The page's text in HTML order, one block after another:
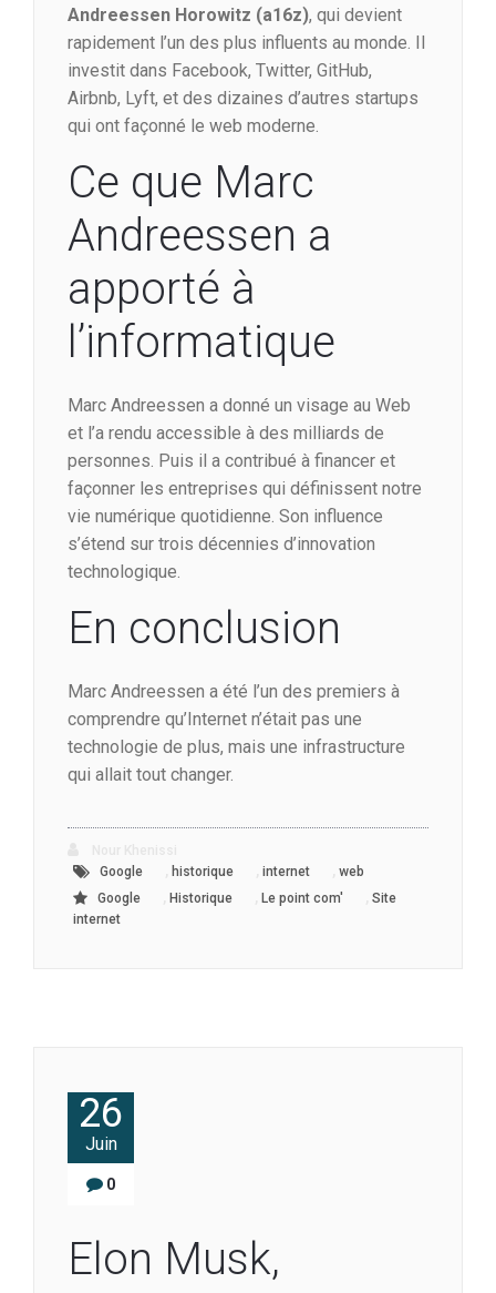
Andreessen Horowitz (a16z), qui devient
rapidement l’un des plus influents au monde. Il
investit dans Facebook, Twitter, GitHub,
Airbnb, Lyft, et des dizaines d’autres startups
qui ont façonné le web moderne.
Ce que Marc
Andreessen a
apporté à
l’informatique
Marc Andreessen a donné un visage au Web
et l’a rendu accessible à des milliards de
personnes. Puis il a contribué à financer et
façonner les entreprises qui définissent notre
vie numérique quotidienne. Son influence
s’étend sur trois décennies d’innovation
technologique.
En conclusion
Marc Andreessen a été l’un des premiers à
comprendre qu’Internet n’était pas une
technologie de plus, mais une infrastructure
qui allait tout changer.
Google
historique internet
web
Google
Historique Le point com'
Site
internet
26
Juin
0
Elon Musk,